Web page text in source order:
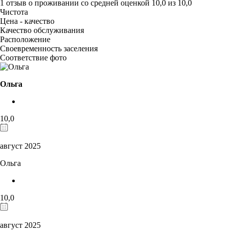
1 отзыв о проживании со средней оценкой 10,0 из 10,0
Чистота
Цена - качество
Качество обслуживания
Расположение
Своевременность заселения
Соответствие фото
Ольга
10,0
август 2025
Ольга
10,0
август 2025